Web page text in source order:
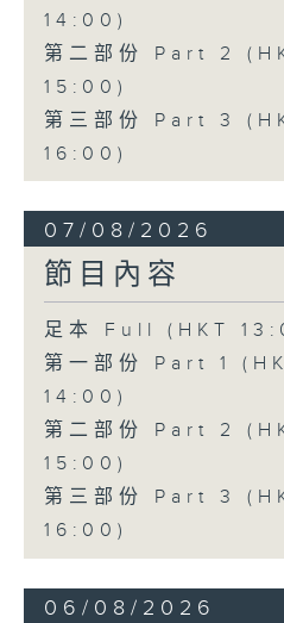
14:00)
第二部份 Part 2
15:00)
第三部份 Part 3
16:00)
07/08/2026
節目內容
足本 Full (HKT
第一部份 Part 1
14:00)
第二部份 Part 2
15:00)
第三部份 Part 3
16:00)
06/08/2026